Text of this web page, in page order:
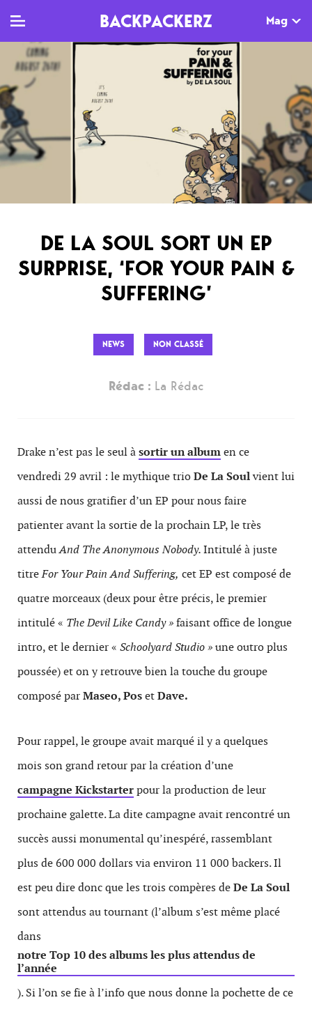
BACKPACKERZ Mag
TV
Live
Documentaires
Dossiers
Interviews
Sorties
Newsletter
AGENDA
Paris
Festivals
DE LA SOUL SORT UN EP
SURPRISE, ‘FOR YOUR PAIN &
SUFFERING’
NEWS NON CLASSÉ
Rédac : La Rédac
Drake n’est pas le seul àsortir un albumen ce
vendredi 29 avril : le mythique trioDe La Soulvient lui
aussi de nous gratifier d’un EP pour nous faire
patienter avant la sortie de la prochain LP, le très
attenduAnd The Anonymous Nobody.Intitulé à juste
titreFor Your Pain And Suffering, cet EP est composé de
quatre morceaux (deux pour être précis, le premier
intitulé « The Devil Like Candy »faisant office de longue
intro, et le dernier « Schoolyard Studio »une outro plus
poussée) et on y retrouve bien la touche du groupe
composé parMaseo, PosetDave.
Pour rappel, le groupe avait marqué il y a quelques
mois son grand retour par la création d’une
campagne Kickstarterpour la production de leur
prochaine galette. La dite campagne avait rencontré un
succès aussi monumental qu’inespéré, rassemblant
plus de 600 000 dollars via environ 11 000 backers. Il
est peu dire donc que les trois compères deDe La Soul
sont attendus au tournant (l’album s’est même placé
dans
notre Top 10 des albums les plus attendus de
l’année
). Si l’on se fie à l’info que nous donne la pochette de ce